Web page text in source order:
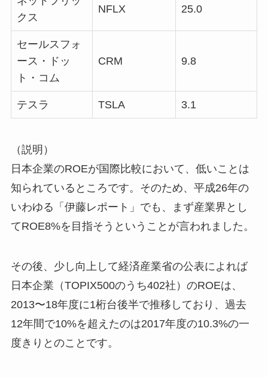
クス
NFLX 25.0
セールスフォ
ース・ドッ
ト・コム
CRM 9.8
テスラ TSLA 3.1
（説明）
日本企業のROEが国際比較において、低いことは
知られているところです。そのため、平成26年の
いわゆる「 伊藤レポート 」でも、まず産業界とし
てROE8%を目指そうということが言われました。
その後、少し向上して経済産業省の公表によれば
日本企業（TOPIX500のうち402社）のROEは、
2013〜18年度に1桁台後半で推移しており、過去
12年間で10%を超えたのは2017年度の10.3%の一
度きりとのことです。